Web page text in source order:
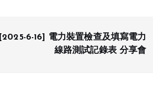
[2025-6-16] 電力裝置檢查及填寫電力
線路測試記錄表 分享會